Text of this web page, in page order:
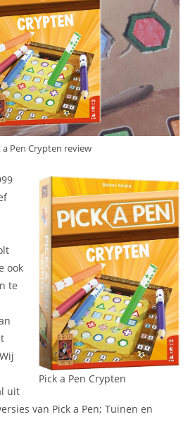
a Pen Crypten review
Pick a Pen Crypten
ook
te
uit
van Pick a Pen; Tuinen en